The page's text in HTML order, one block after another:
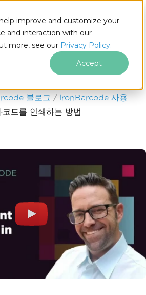
improve and customize your
and interaction with our
more, see our Privacy Policy.
Accept
블로그
IronBarcode 사용
드를 인쇄하는 방법